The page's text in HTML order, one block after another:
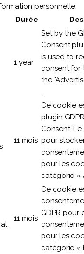
personnelle.
Durée
1 year
Set by the
Consent
is used to
consent for
the
.
11 mois
Ce cookie
plugin
Consent.
pour
pour les
catégorie «
11 mois
Ce cookie
GDPR pour
pour les
catégorie «